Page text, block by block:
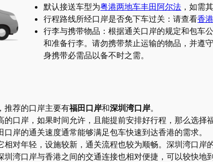
默认接送车型为粤港两地车丰田阿尔法 ，如需
行程路线所经口岸是否免下车过关：请查看香
行李与携带物品：根据通关口岸的规定和包车
和准备行李。请勿携带禁止运输的物品，并遵
身携带必需品以备不时之需。
推荐的口岸主要有福田口岸和深圳湾口岸。
口岸，如果时间允许，且能提前安排好行程，那么选择
岸的通关速度通常能够满足包车快速到达香港的需求。
对年轻，设施较新，通关流程也较为顺畅。深圳湾口岸
湾口岸与香港之间的交通连接也相对便捷，可以较快地